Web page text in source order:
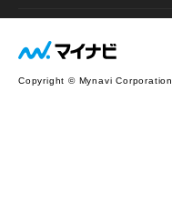
Copyright © Mynavi Corporation